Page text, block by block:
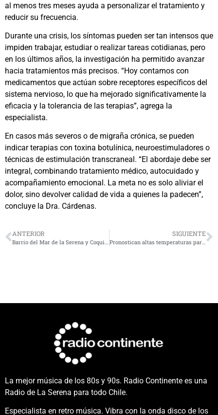
al menos tres meses ayuda a personalizar el tratamiento y
reducir su frecuencia.
Durante una crisis, los síntomas pueden ser tan intensos que
impiden trabajar, estudiar o realizar tareas cotidianas, pero
en los últimos años, la investigación ha permitido avanzar
hacia tratamientos más precisos. “Hoy contamos con
medicamentos que actúan sobre receptores específicos del
sistema nervioso, lo que ha mejorado significativamente la
eficacia y la tolerancia de las terapias”, agrega la
especialista.
En casos más severos o de migraña crónica, se pueden
indicar terapias con toxina botulínica, neuroestimuladores o
técnicas de estimulación transcraneal. “El abordaje debe ser
integral, combinando tratamiento médico, autocuidado y
acompañamiento emocional. La meta no es solo aliviar el
dolor, sino devolver calidad de vida a quienes la padecen”,
concluye la Dra. Cárdenas.
ANTERIOR SIGUIENTE
Pronostican altas temperaturas para valles de la Región de Coquimbo
La mejor música de los 80s y 90s. Radio Continente es una
Radio de La Serena para todo Chile.
Especialista en retro música. Vibra con la onda disco de los